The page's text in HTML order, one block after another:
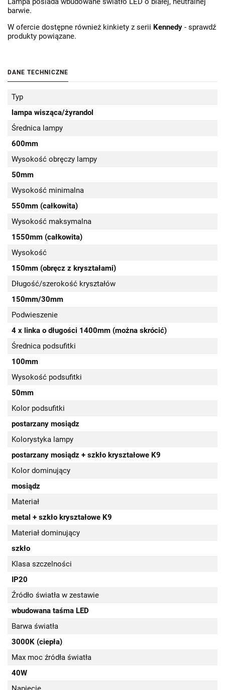
barwie.
W ofercie dostępne również kinkiety z serii Kennedy - sprawdź
produkty powiązane.
DANE TECHNICZNE
Typ
lampa wisząca/żyrandol
Średnica lampy
600mm
Wysokość obręczy lampy
50mm
Wysokość minimalna
550mm (całkowita)
Wysokość maksymalna
1550mm (całkowita)
Wysokość
150mm (obręcz z kryształami)
Długość/szerokość kryształów
150mm/30mm
Podwieszenie
4 x linka o długości 1400mm (można skrócić)
Średnica podsufitki
100mm
Wysokość podsufitki
50mm
Kolor podsufitki
postarzany mosiądz
Kolorystyka lampy
postarzany mosiądz + szkło kryształowe K9
Kolor dominujący
mosiądz
Materiał
metal + szkło kryształowe K9
Materiał dominujący
szkło
Klasa szczelności
IP20
Źródło światła w zestawie
wbudowana taśma LED
Barwa światła
3000K (ciepła)
Max moc źródła światła
40W